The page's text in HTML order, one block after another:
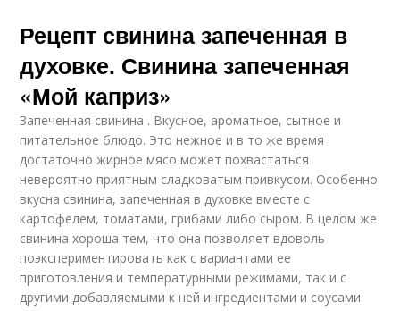
Рецепт свинина запеченная в
духовке. Свинина запеченная
«Мой каприз»
Запеченная свинина . Вкусное, ароматное, сытное и
питательное блюдо. Это нежное и в то же время
достаточно жирное мясо может похвастаться
невероятно приятным сладковатым привкусом. Особенно
вкусна свинина, запеченная в духовке вместе с
картофелем, томатами, грибами либо сыром. В целом же
свинина хороша тем, что она позволяет вдоволь
поэкспериментировать как с вариантами ее
приготовления и температурными режимами, так и с
другими добавляемыми к ней ингредиентами и соусами.